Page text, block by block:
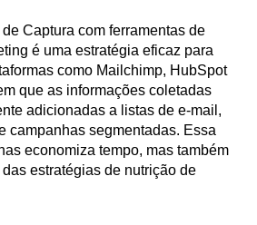
Captura com ferramentas de
é uma estratégia eficaz para
como Mailchimp, HubSpot
que as informações coletadas
adicionadas a listas de e-mail,
campanhas segmentadas. Essa
economiza tempo, mas também
estratégias de nutrição de